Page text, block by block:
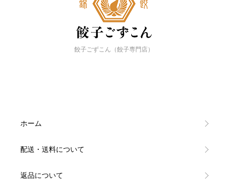
餃子ごずこん（餃子専門店）
ホーム
配送・送料について
返品について